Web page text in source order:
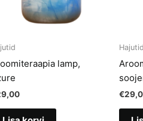
lamp,
Hajutid
€